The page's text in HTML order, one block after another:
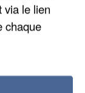
DE LA DZ
via le lien
chaque